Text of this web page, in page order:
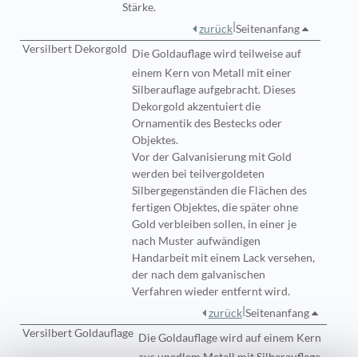
Stärke.
zurück Seitenanfang
Versilbert Dekorgold Die Goldauflage wird teilweise auf
einem Kern von Metall mit einer
Silberauflage aufgebracht. Dieses
Dekorgold akzentuiert die
Ornamentik des Bestecks oder
Objektes.
Vor der Galvanisierung mit Gold
werden bei teilvergoldeten
Silbergegenständen die Flächen des
fertigen Objektes, die später ohne
Gold verbleiben sollen, in einer je
nach Muster aufwändigen
Handarbeit mit einem Lack versehen,
der nach dem galvanischen
Verfahren wieder entfernt wird.
zurück| Seitenanfang
Versilbert Goldauflage DieGoldauflagewird auf einem Kern